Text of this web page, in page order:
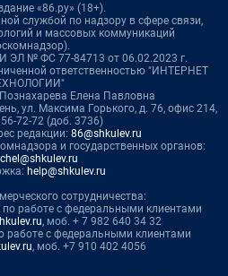
«86.ру» (18+).
службой по надзору в сфере связи,
и массовых коммуникаций
ЭЛ № ФС 77-84713 от 06.02.2023 г.
ответственностью "ИНТЕРНЕТ
Елена Павловна
ул. Максима Горького, д. 76, офис 214,
72-72 (доб. 3736)
редакции: 86@shkulev.ru
и государственных органов:
help@shkulev.ru
сотрудничества:
работе с федеральными клиентами
, моб. + 7 982 640 34 32
работе с федеральными клиентами
, моб. +7 910 402 4056